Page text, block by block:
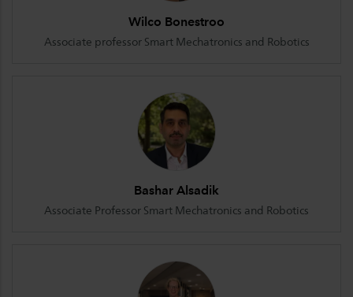
Wilco Bonestroo
Associate professor Smart Mechatronics and Robotics
Bashar Alsadik
Associate Professor Smart Mechatronics and Robotics